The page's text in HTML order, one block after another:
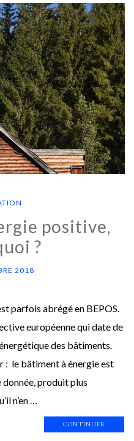
positive,
?
2018
parfois abrégé en BEPOS.
européenne qui date de
des bâtiments.
: le bâtiment à énergie est
produit plus
n’en …
CONTINUER